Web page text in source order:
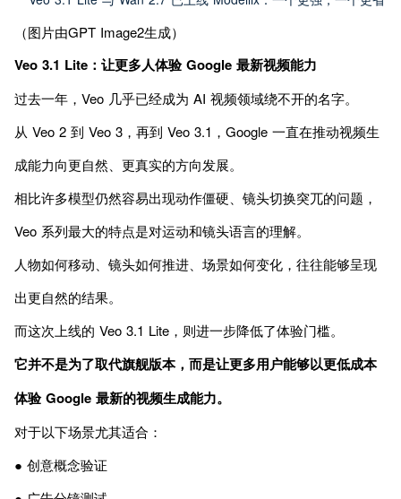
（图片由GPT Image2生成）
Veo 3.1 Lite：让更多人体验 Google 最新视频能力
过去一年，Veo 几乎已经成为 AI 视频领域绕不开的名字。
从 Veo 2 到 Veo 3，再到 Veo 3.1，Google 一直在推动视频生
成能力向更自然、更真实的方向发展。
相比许多模型仍然容易出现动作僵硬、镜头切换突兀的问题，
Veo 系列最大的特点是对运动和镜头语言的理解。
人物如何移动、镜头如何推进、场景如何变化，往往能够呈现
出更自然的结果。
而这次上线的 Veo 3.1 Lite，则进一步降低了体验门槛。
它并不是为了取代旗舰版本，而是让更多用户能够以更低成本
体验 Google 最新的视频生成能力。
对于以下场景尤其适合：
● 创意概念验证